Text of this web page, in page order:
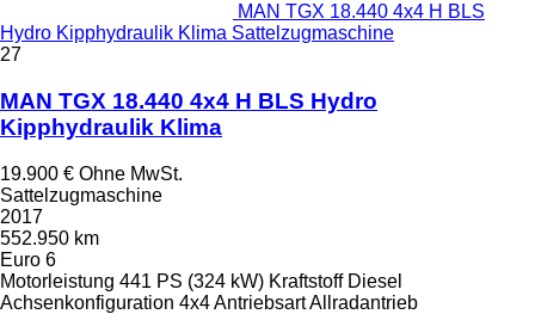
MAN TGX 18.440 4x4 H BLS
Hydro Kipphydraulik Klima Sattelzugmaschine
27
MAN TGX 18.440 4x4 H BLS Hydro
Kipphydraulik Klima
19.900 € Ohne MwSt.
Sattelzugmaschine
2017
552.950 km
Euro 6
Motorleistung 441 PS (324 kW) Kraftstoff Diesel
Achsenkonfiguration 4x4AntriebsartAllradantrieb